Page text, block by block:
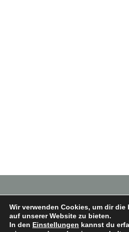
Copyright ©
Wir verwenden Cookies, um dir
auf unserer Website zu bieten.
In den Einstellungen kannst du